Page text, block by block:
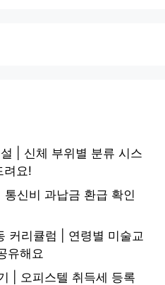
| 신체 부위별 분류 시스
려요!
신비 과납금 환급 확인
커리큘럼 | 연령별 미술교
유해요
| 오피스텔 취득세 등록